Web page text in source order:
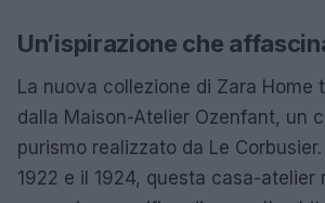
Un’ispirazione che
La nuova collezione di Zara Home
dalla Maison-Atelier Ozenfant, un
purismo realizzato da Le
1922 e il 1924, questa casa-atelier